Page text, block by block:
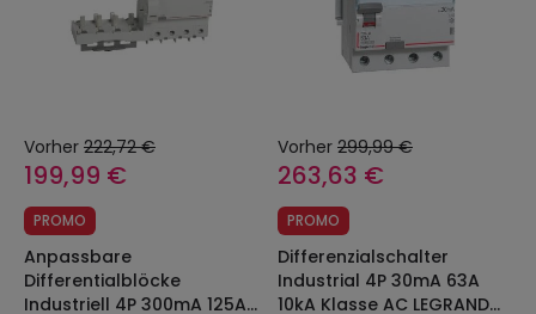
Vorher 222,72 €
199,99 €
PROMO
Anpassbare
Differentialblöcke
Industriell 4P 300mA 125A
Vorher 299,99 €
263,63 €
PROMO
Differenzialschalter
Industrial 4P 30mA 63A
10kA Klasse AC LEGRAND